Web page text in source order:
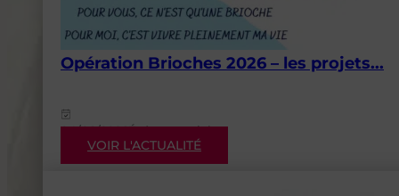
Opération Brioches 2026 – les projets...
04/08/2026Événementiels
VOIR L'ACTUALITÉ